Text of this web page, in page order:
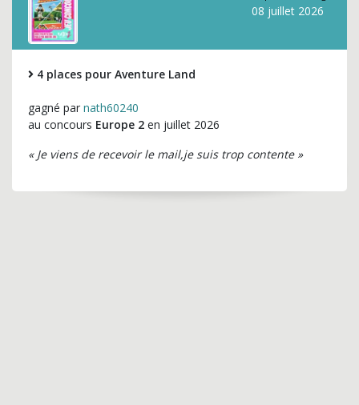
08 juillet 2026
4 places pour Aventure Land
gagné par nath60240
au concours Europe 2 en juillet 2026
« Je viens de recevoir le mail,je suis trop contente »